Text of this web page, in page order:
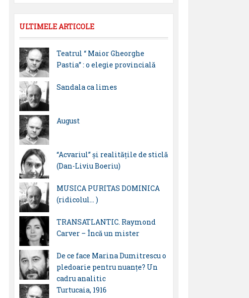
ULTIMELE ARTICOLE
Teatrul “ Maior Gheorghe
Pastia” : o elegie provincială
Sandala ca limes
August
“Acvariul” și realitățile de sticlă
(Dan-Liviu Boeriu)
MUSICA PURITAS DOMINICA
(ridicolul… )
TRANSATLANTIC. Raymond
Carver – Încă un mister
De ce face Marina Dumitrescu o
pledoarie pentru nuanțe? Un
cadru analitic
Turtucaia, 1916